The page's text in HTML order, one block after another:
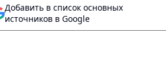
Добавить в список основных
источников в Google